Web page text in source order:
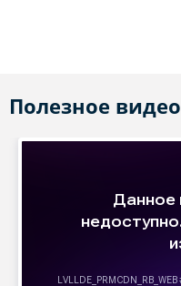
Полезное видео